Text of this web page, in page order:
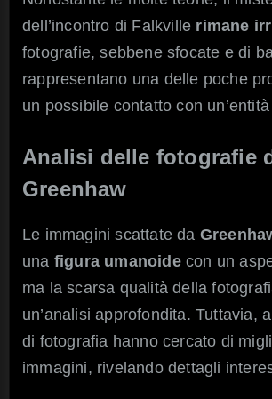
dell’incontro di Falkville rimane
fotografie, sebbene sfocate e di
rappresentano una delle poche
un possibile contatto con
Analisi delle fotografie
Greenhaw
Le immagini scattate da
una figura umanoidecon un
ma la scarsa qualità della
un’analisi approfondita. Tuttavia,
di fotografia hanno cercato di
immagini, rivelando dettagli